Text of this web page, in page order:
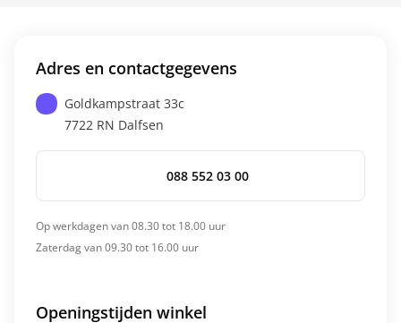
Adres en contactgegevens
Goldkampstraat 33c
7722 RN Dalfsen
088 552 03 00
Op werkdagen van 08.30 tot 18.00 uur
Zaterdag van 09.30 tot 16.00 uur
Openingstijden winkel